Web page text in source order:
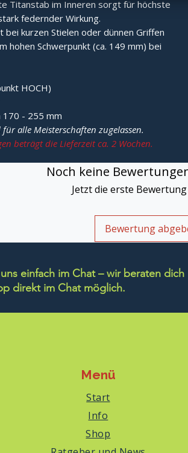
Titanstab im Inneren sorgt für höchste
federnder Wirkung.
bei kurzen Stielen oder dünnen Griffen
hohen Schwerpunkt (ca. 149 mm) bei
HOCH)
170 - 255 mm
alle Meisterschaften zugelassen.
beträgt die Lieferzeit ca. 2 Wochen.
Noch keine
Jetzt die erste
Bewertung
einfach im Chat – wir beraten dich
direkt im Chat möglich.
Menü
Start
Info
Shop